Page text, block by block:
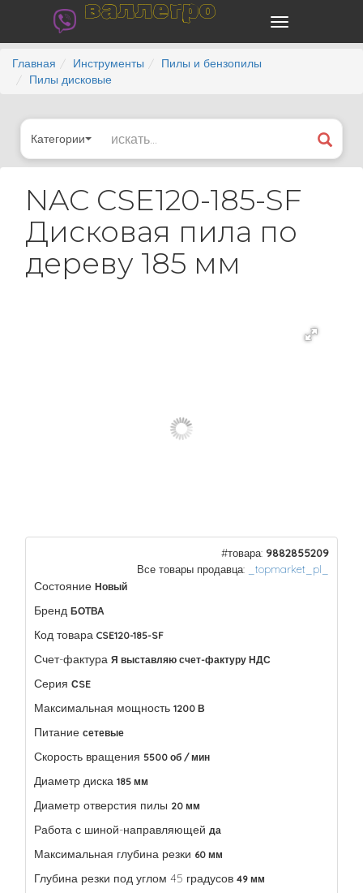
валлегро
Главная Инструменты
Пилы и бензопилы
Пилы дисковые
Категории
NAC CSE120-185-SF
Дисковая пила по
дереву 185 мм
#товара: 9882855209
Все товары продавца:
_topmarket_pl_
Состояние Новый
Бренд БОТВА
Код товара CSE120-185-SF
Счет-фактура Я выставляю счет-фактуру НДС
Серия СSE
Максимальная мощность 1200 В
Питание сетевые
Скорость вращения 5500 об / мин
Диаметр диска 185 мм
Диаметр отверстия пилы 20 мм
Работа с шиной-направляющей да
Максимальная глубина резки 60 мм
Глубина резки под углом 45 градусов 49 мм